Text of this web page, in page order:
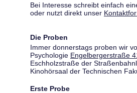
Bei Interesse schreibt einfach
oder nutzt direkt unser
Die Proben
Immer donnerstags proben wir
Psychologie Engelbergerstraße
Eschholzstraße der
Kinohörsaal der Technischen
Erste Probe